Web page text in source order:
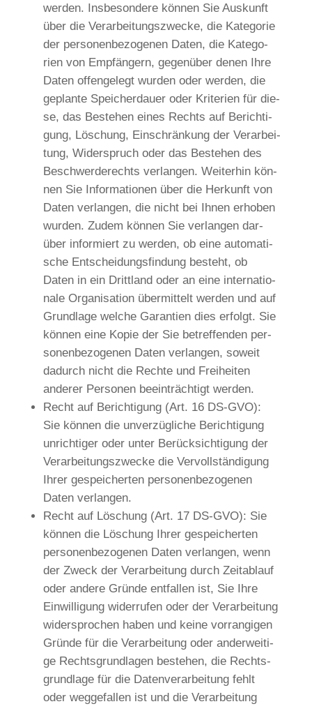
wer­den. Ins­be­son­de­re kön­nen Sie Aus­kunft
über die Ver­ar­bei­tungs­zwecke, die Kate­go­rie
der per­so­nen­be­zo­ge­nen Daten, die Kate­go­
rien von Emp­fän­gern, gegen­über denen Ihre
Daten offen­ge­legt wur­den oder wer­den, die
geplan­te Spei­cher­dau­er oder Kri­te­ri­en für die­
se, das Bestehen eines Rechts auf Berich­ti­
gung, Löschung, Ein­schrän­kung der Ver­ar­bei­
tung, Wider­spruch oder das Bestehen des
Beschwer­de­rechts ver­lan­gen. Wei­ter­hin kön­
nen Sie Infor­ma­tio­nen über die Her­kunft von
Daten ver­lan­gen, die nicht bei Ihnen erho­ben
wur­den. Zudem kön­nen Sie ver­lan­gen dar­
über infor­miert zu wer­den, ob eine auto­ma­ti­
sche Ent­schei­dungs­fin­dung besteht, ob
Daten in ein Dritt­land oder an eine inter­na­tio­
na­le Orga­ni­sa­ti­on über­mit­telt wer­den und auf
Grund­la­ge wel­che Garan­tien dies erfolgt. Sie
kön­nen eine Kopie der Sie betref­fen­den per­
so­nen­be­zo­ge­nen Daten ver­lan­gen, soweit
dadurch nicht die Rech­te und Frei­hei­ten
ande­rer Per­so­nen beein­träch­tigt werden.
Recht auf Berich­ti­gung (Art. 16 DS-GVO):
Sie kön­nen die unver­züg­li­che Berich­ti­gung
unrich­ti­ger oder unter Berück­sich­ti­gung der
Ver­ar­bei­tungs­zwecke die Ver­voll­stän­di­gung
Ihrer gespei­cher­ten per­so­nen­be­zo­ge­nen
Daten verlangen.
Recht auf Löschung (Art. 17 DS-GVO): Sie
kön­nen die Löschung Ihrer gespei­cher­ten
per­so­nen­be­zo­ge­nen Daten ver­lan­gen, wenn
der Zweck der Ver­ar­bei­tung durch Zeit­ab­lauf
oder ande­re Grün­de ent­fal­len ist, Sie Ihre
Ein­wil­li­gung wider­ru­fen oder der Ver­ar­bei­tung
wider­spro­chen haben und kei­ne vor­ran­gi­gen
Grün­de für die Ver­ar­bei­tung oder ander­wei­ti­
ge Rechts­grund­la­gen bestehen, die Rechts­
grund­la­ge für die Daten­ver­ar­bei­tung fehlt
oder weg­ge­fal­len ist und die Ver­ar­bei­tung